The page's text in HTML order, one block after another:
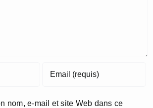
nom, e-mail et site Web dans ce